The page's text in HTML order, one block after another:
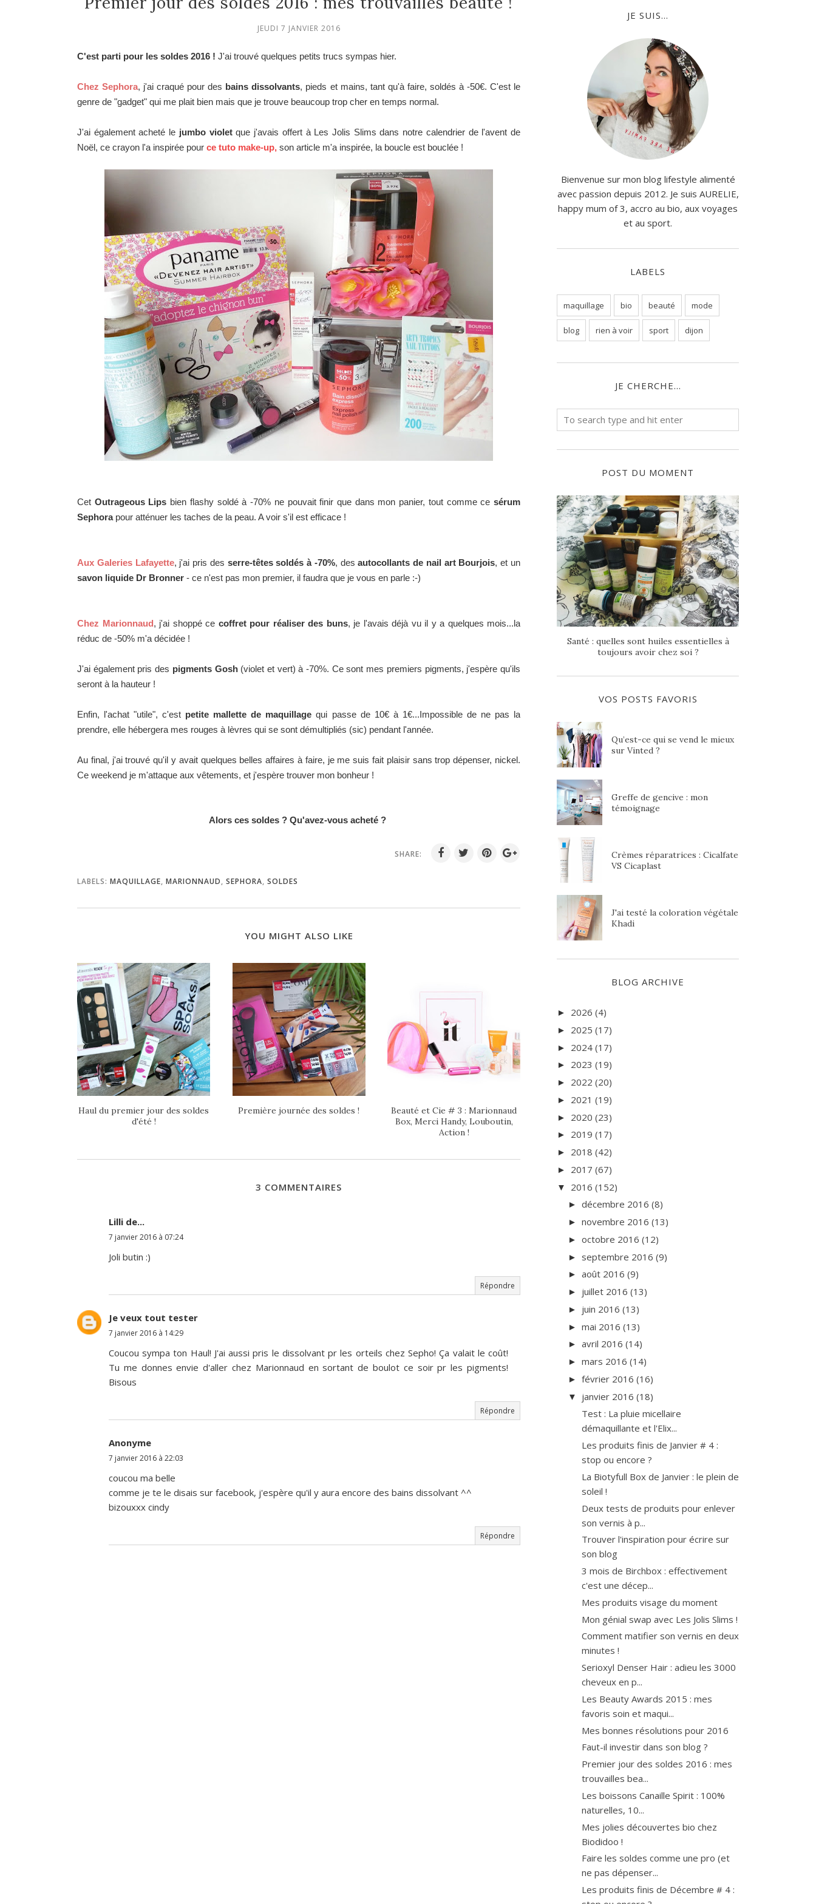
JEUDI 7 JANVIER 2016
C'est parti pour les soldes 2016 ! J'ai trouvé quelques petits trucs sympas hier.
Chez Sephora, j'ai craqué pour des bains dissolvants, pieds et mains, tant qu'à faire, soldés à -50€. C'est le
genre de "gadget" qui me plait bien mais que je trouve beaucoup trop cher en temps normal.
J'ai également acheté le jumbo violetque j'avais offert à Les Jolis Slims dans notre calendrier de l'avent de
Noël, ce crayon l'a inspirée pour ce tuto make-up, son article m'a inspirée, la boucle est bouclée !
Cet Outrageous Lips bien flashy soldé à -70% ne pouvait finir que dans mon panier, tout comme cesérum
Sephorapour atténuer les taches de la peau. A voir s'il est efficace !
Aux Galeries Lafayette, j'ai pris des serre-têtes soldés à -70%, desautocollants de nail art Bourjois, et un
savon liquide Dr Bronner - ce n'est pas mon premier, il faudra que je vous en parle :-)
Chez Marionnaud, j'ai shoppé ce coffret pour réaliser des buns, je l'avais déjà vu il y a quelques mois...la
réduc de -50% m'a décidée !
J'ai également pris des pigments Gosh(violet et vert) à -70%. Ce sont mes premiers pigments, j'espère qu'ils
seront à la hauteur !
Enfin, l'achat "utile", c'est petite mallette de maquillage qui passe de 10€ à 1€...Impossible de ne pas la
prendre, elle hébergera mes rouges à lèvres qui se sont démultipliés (sic) pendant l'année.
Au final, j'ai trouvé qu'il y avait quelques belles affaires à faire, je me suis fait plaisir sans trop dépenser, nickel.
Ce weekend je m'attaque aux vêtements, et j'espère trouver mon bonheur !
Alors ces soldes ? Qu'avez-vous acheté ?
SHARE:
LABELS: MAQUILLAGE, MARIONNAUD, SEPHORA, SOLDES
YOU MIGHT ALSO LIKE
Haul du premier jour des soldes
d'été !
Première journée des soldes !
Beauté et Cie # 3 : Marionnaud
Box, Merci Handy, Louboutin,
Action !
3 COMMENTAIRES
Lilli de...
7 janvier 2016 à 07:24
Joli butin :)
Répondre
Je veux tout tester
7 janvier 2016 à 14:29
Coucou sympa ton Haul! J'ai aussi pris le dissolvant pr les orteils chez Sepho! Ça valait le coût!
Tu me donnes envie d'aller chez Marionnaud en sortant de boulot ce soir pr les pigments!
Bisous
Répondre
Anonyme
7 janvier 2016 à 22:03
coucou ma belle
comme je te le disais sur facebook, j'espère qu'il y aura encore des bains dissolvant ^^
bizouxxx cindy
Répondre
JE SUIS...
Bienvenue sur mon blog lifestyle alimenté
avec passion depuis 2012. Je suis AURELIE,
happy mum of 3, accro au bio, aux voyages
et au sport.
LABELS
maquillage bio beauté mode
blog rien à voir sport dijon
JE CHERCHE...
POST DU MOMENT
Santé : quelles sont huiles essentielles à
toujours avoir chez soi ?
VOS POSTS FAVORIS
Qu’est-ce qui se vend le mieux
sur Vinted ?
Greffe de gencive : mon
témoignage
Crèmes réparatrices : Cicalfate
VS Cicaplast
J'ai testé la coloration végétale
Khadi
BLOG ARCHIVE
► 2026 (4)
► 2025 (17)
► 2024 (17)
► 2023 (19)
► 2022 (20)
► 2021 (19)
► 2020 (23)
► 2019 (17)
► 2018 (42)
► 2017 (67)
▼ 2016 (152)
► décembre 2016 (8)
► novembre 2016 (13)
► octobre 2016 (12)
► septembre 2016 (9)
► août 2016 (9)
► juillet 2016 (13)
► juin 2016 (13)
► mai 2016 (13)
► avril 2016 (14)
► mars 2016 (14)
► février 2016 (16)
▼ janvier 2016 (18)
Test : La pluie micellaire
démaquillante et l'Elix...
Les produits finis de Janvier # 4 :
stop ou encore ?
La Biotyfull Box de Janvier : le plein de
soleil !
Deux tests de produits pour enlever
son vernis à p...
Trouver l'inspiration pour écrire sur
son blog
3 mois de Birchbox : effectivement
c'est une décep...
Mes produits visage du moment
Mon génial swap avec Les Jolis Slims !
Comment matifier son vernis en deux
minutes !
Serioxyl Denser Hair : adieu les 3000
cheveux en p...
Les Beauty Awards 2015 : mes
favoris soin et maqui...
Mes bonnes résolutions pour 2016
Faut-il investir dans son blog ?
Premier jour des soldes 2016 : mes
trouvailles bea...
Les boissons Canaille Spirit : 100%
naturelles, 10...
Mes jolies découvertes bio chez
Biodidoo !
Faire les soldes comme une pro (et
ne pas dépenser...
Les produits finis de Décembre # 4 :